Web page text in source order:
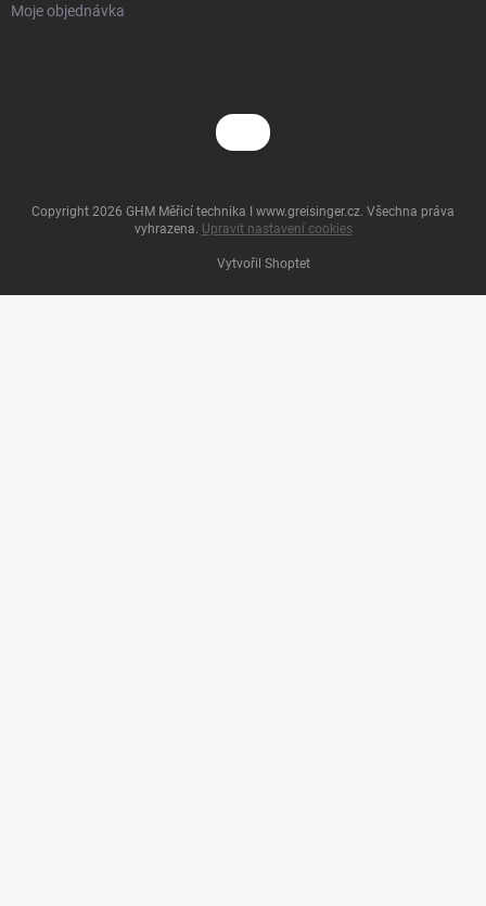
Moje objednávka
Vytvořil Shoptet
Copyright 2026 GHM Měřicí technika I www.greisinger.cz. Všechna práva
vyhrazena. Upravit nastavení cookies